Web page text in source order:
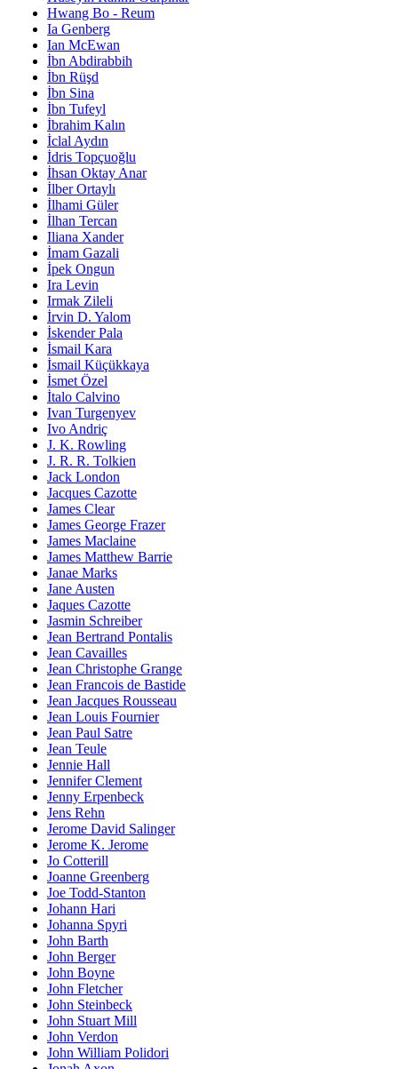
Hwang Bo - Reum
Ia Genberg
Ian McEwan
İbn Abdirabbih
İbn Rüşd
İbn Sina
İbn Tufeyl
İbrahim Kalın
İclal Aydın
İdris Topçuoğlu
İhsan Oktay Anar
İlber Ortaylı
İlhami Güler
İlhan Tercan
Iliana Xander
İmam Gazali
İpek Ongun
Ira Levin
Irmak Zileli
İrvin D. Yalom
İskender Pala
İsmail Kara
İsmail Küçükkaya
İsmet Özel
İtalo Calvino
Ivan Turgenyev
Ivo Andriç
J. K. Rowling
J. R. R. Tolkien
Jack London
Jacques Cazotte
James Clear
James George Frazer
James Maclaine
James Matthew Barrie
Janae Marks
Jane Austen
Jaques Cazotte
Jasmin Schreiber
Jean Bertrand Pontalis
Jean Cavailles
Jean Christophe Grange
Jean Francois de Bastide
Jean Jacques Rousseau
Jean Louis Fournier
Jean Paul Satre
Jean Teule
Jennie Hall
Jennifer Clement
Jenny Erpenbeck
Jens Rehn
Jerome David Salinger
Jerome K. Jerome
Jo Cotterill
Joanne Greenberg
Joe Todd-Stanton
Johann Hari
Johanna Spyri
John Barth
John Berger
John Boyne
John Fletcher
John Steinbeck
John Stuart Mill
John Verdon
John William Polidori